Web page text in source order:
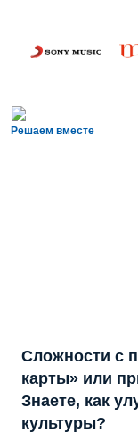
Решаем вместе
Сложности с
карты» или
Знаете, как
культуры?